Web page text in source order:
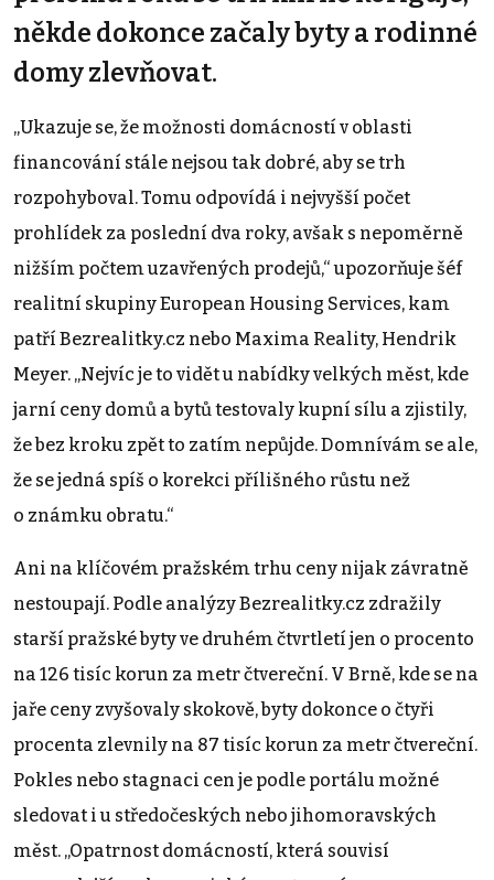
někde dokonce začaly byty a rodinné
domy zlevňovat.
„Ukazuje se, že možnosti domácností v oblasti
financování stále nejsou tak dobré, aby se trh
rozpohyboval. Tomu odpovídá i nejvyšší počet
prohlídek za poslední dva roky, avšak s nepoměrně
nižším počtem uzavřených prodejů,“ upozorňuje šéf
realitní skupiny European Housing Services, kam
patří Bezrealitky.cz nebo Maxima Reality, Hendrik
Meyer. „Nejvíc je to vidět u nabídky velkých měst, kde
jarní ceny domů a bytů testovaly kupní sílu a zjistily,
že bez kroku zpět to zatím nepůjde. Domnívám se ale,
že se jedná spíš o korekci přílišného růstu než
o známku obratu.“
Ani na klíčovém pražském trhu ceny nijak závratně
nestoupají. Podle analýzy Bezrealitky.cz zdražily
starší pražské byty ve druhém čtvrtletí jen o procento
na 126 tisíc korun za metr čtvereční. V Brně, kde se na
jaře ceny zvyšovaly skokově, byty dokonce o čtyři
procenta zlevnily na 87 tisíc korun za metr čtvereční.
Pokles nebo stagnaci cen je podle portálu možné
sledovat i u středočeských nebo jihomoravských
měst. „Opatrnost domácností, která souvisí